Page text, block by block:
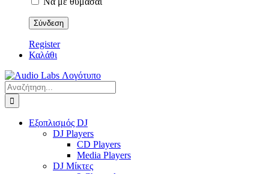
Register
Καλάθι
Αναζήτηση
για:
Εξοπλισμός DJ
DJ Players
CD Players
Media Players
DJ Μίκτες